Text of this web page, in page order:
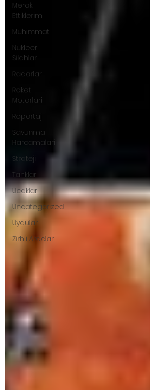
Merak
Ettiklerim
Muhimmat
Nukleer
Silahlar
Radarlar
Roket
Motorlari
Roportaj
Savunma
Harcamalari
Strateji
Tanklar
Ucaklar
Uncategorized
Uydular
Zirhli Araclar